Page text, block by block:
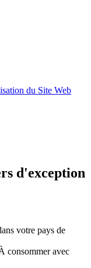
du Site Web
d'exception
votre pays de
consommer avec